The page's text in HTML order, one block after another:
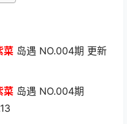
菜 岛遇 NO.004期 更新
菜 岛遇 NO.004期